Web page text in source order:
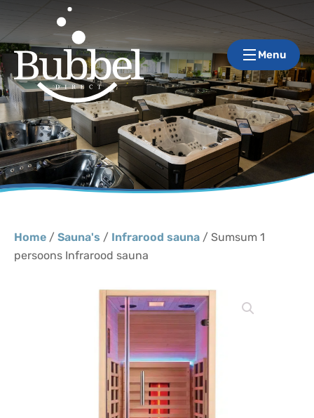
Menu
Home / Sauna's / Infrarood sauna / Sumsum 1
persoons Infrarood sauna